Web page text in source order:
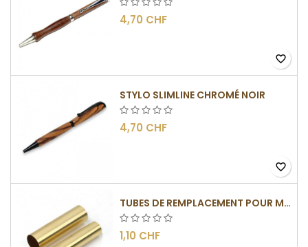
4,70 CHF
favorite_border
STYLO SLIMLINE CHROMÉ NOIR
4,70 CHF
favorite_border
TUBES DE REMPLACEMENT POUR MÉCANISME SLIMLINE
1,10 CHF